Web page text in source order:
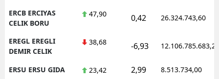
ERCB ERCIYAS
CELIK BORU
47,90 0,42 26.324.743,60
EREGL EREGLI
DEMIR CELIK
38,68 -6,93 12.106.785.683,20
ERSU ERSU GIDA 23,42 2,99 8.513.734,00